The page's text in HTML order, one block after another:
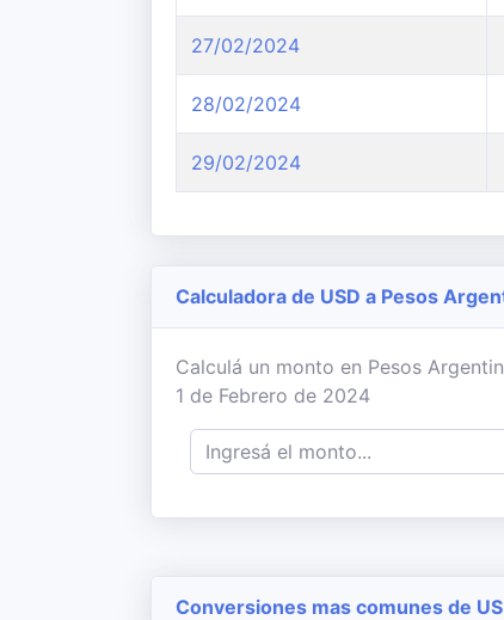
27/02/2024
28/02/2024
29/02/2024
Calculadora de USD a Pesos
Calculá un monto en Pesos
1 de Febrero de 2024
Conversiones mas comunes de